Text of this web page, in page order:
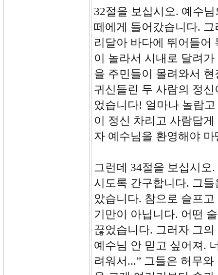
32절을 보십시오. 예수
떼에게 들어갔습니다.
리달아 바다에 뛰어들어
이 놀라서 시내로 달려
을 주민들이 몰려와서
귀신들린 두 사람의 정
었습니다! 얼마나 놀랍
이 정신 차리고 사람답
자 예수님을 환영해야
그런데 34절을 보십시오
시도록 간구합니다. 그
았습니다. 참으로 슬프
기만이 아닙니다. 어떤
끊었습니다. 그러자 그
예수님 안 믿고 싶어져.
려워서...” 그들은 허무